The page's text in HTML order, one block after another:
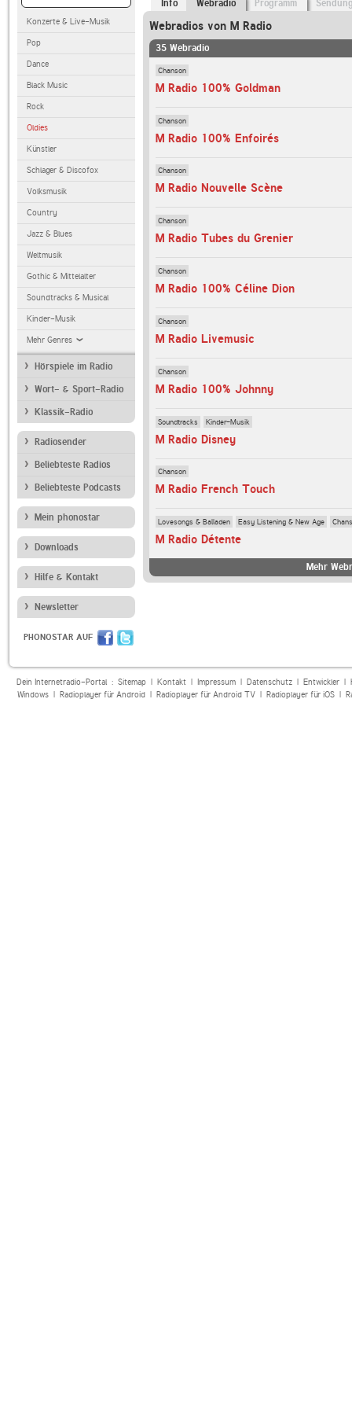
Konzerte & Live-Musik
Pop
Dance
Black Music
Rock
Oldies
Künstler
Schlager & Discofox
Volksmusik
Country
Jazz & Blues
Weltmusik
Gothic & Mittelalter
Soundtracks & Musical
Kinder-Musik
Mehr Genres
Hörspiele im Radio
Wort- & Sport-Radio
Klassik-Radio
Radiosender
Beliebteste Radios
Beliebteste Podcasts
Mein phonostar
Downloads
Hilfe & Kontakt
Newsletter
PHONOSTAR AUF
Info Webradio Programm
Webradios von M Radio
35 Webradio
Chanson
M Radio 100% Goldman
Chanson
M Radio 100% Enfoirés
Chanson
M Radio Nouvelle Scène
Chanson
M Radio Tubes du Grenier
Chanson
M Radio 100% Céline Dion
Chanson
M Radio Livemusic
Chanson
M Radio 100% Johnny
Soundtracks Kinder-Musik
M Radio Disney
Chanson
M Radio French Touch
Lovesongs & Balladen Easy Listening & New Age
M Radio Détente
Mehr
Dein Internetradio-Portal : Sitemap| Kontakt| Impressum| Datenschutz| Entwickler|
Windows| Radioplayer für Android| Radioplayer für Android TV| Radioplayer für iOS|